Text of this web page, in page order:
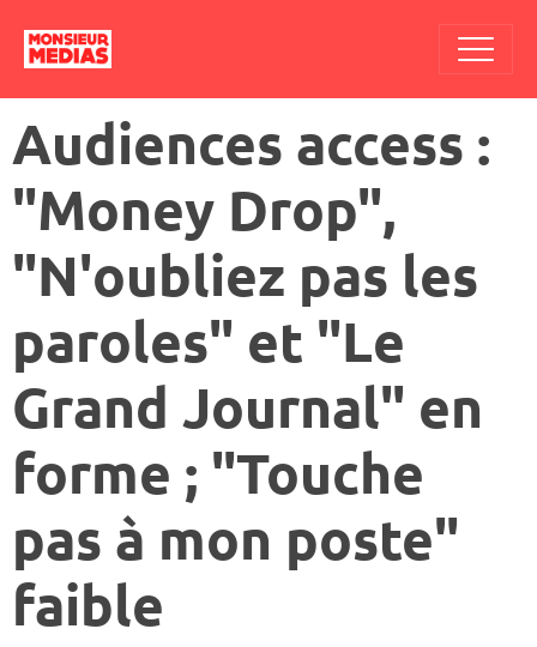
Audiences access :
"Money Drop",
"N'oubliez pas les
paroles" et "Le
Grand Journal" en
forme ; "Touche
pas à mon poste"
faible